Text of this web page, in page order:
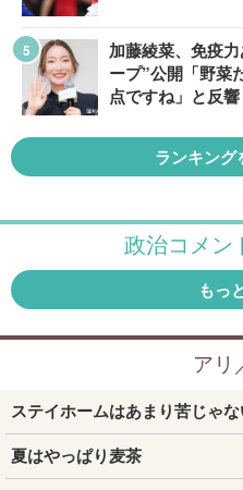
加藤綾菜、免疫
ープ”公開「野菜
点ですね」と反響
ランキング